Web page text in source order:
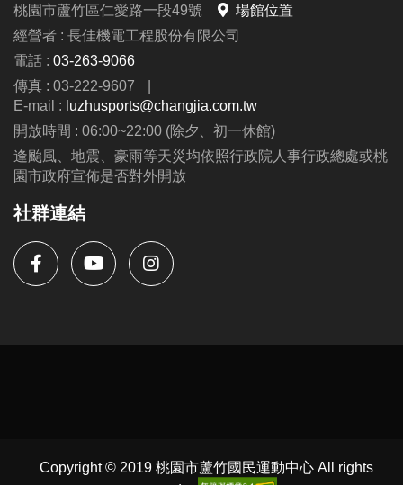
【#報名連結】https://reurl.cc/XxelbD
【#洽詢專線】03-2639066 #106
公益免費講座・限額30位
掃描 QR Code 填表報名，馬上卡位
桃園市蘆竹區仁愛路一段49號
場館位置
經營者 : 長佳機電工程股份有限公司
電話 : 03-263-9066
傳真 : 03-222-9607
|
E-mail : luzhusports@changjia.com.tw
開放時間 : 06:00~22:00 (除夕、初一休館)
逢颱風、地震、豪雨等天災均依照行政院人事行政總處或桃
園市政府宣佈是否對外開放
社群連結
Copyright © 2019 桃園市蘆竹國民運動中心 All rights